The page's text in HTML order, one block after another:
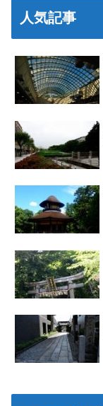
人気記事